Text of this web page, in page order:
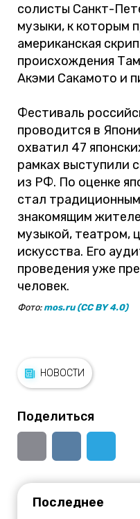
солисты Санкт-
музыки, к которым
американская
происхождения
Акэми Сакамото и
Фестиваль
проводится в
охватил 47
рамках выступили
из РФ. По оценке
стал
знакомящим
музыкой, театром,
искусства. Его
проведения уже
человек.
Фото: mos.ru (CC BY 4.0)
НОВОСТИ
Поделиться
Последнее